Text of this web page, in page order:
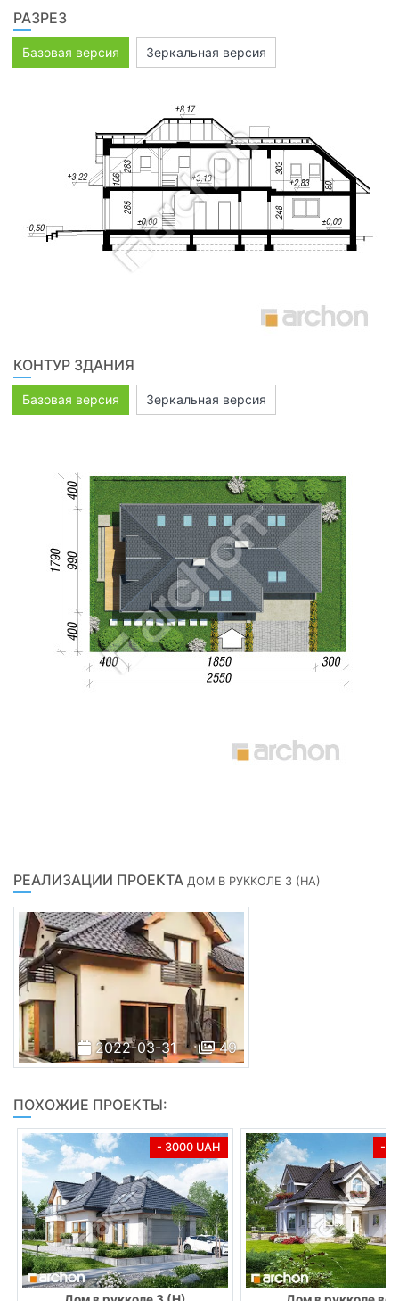
РАЗРЕЗ
Базовая версия Зеркальная версия
КОНТУР ЗДАНИЯ
Базовая версия Зеркальная версия
РЕАЛИЗАЦИИ ПРОЕКТА ДОМ В РУККОЛЕ 3 (HА)
2022-03-31 49
ПОХОЖИЕ ПРОЕКТЫ:
- 3000 UAH -